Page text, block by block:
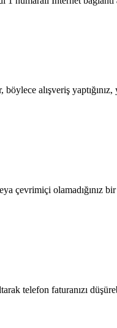
alışveriş
çevrimiçi olamadığınız
telefon faturanızı